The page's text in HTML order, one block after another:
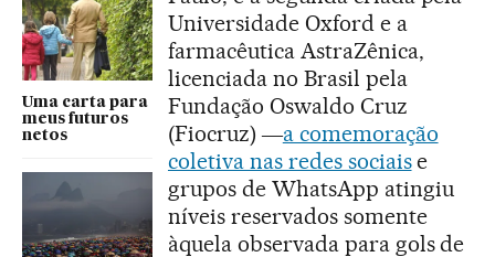
Uma carta para
meus futuros
netos
Universidade Oxford e a
farmacêutica AstraZênica,
licenciada no Brasil pela
Fundação Oswaldo Cruz
(Fiocruz) ―a comemoração
coletiva nas redes sociaise
grupos de WhatsApp atingiu
níveis reservados somente
àquela observada para gols de